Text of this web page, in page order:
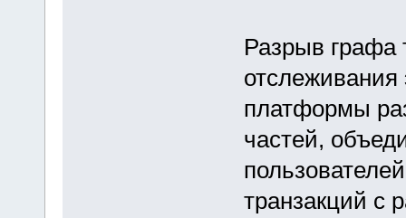
Разрыв графа
платформы
частей,
транзакций с